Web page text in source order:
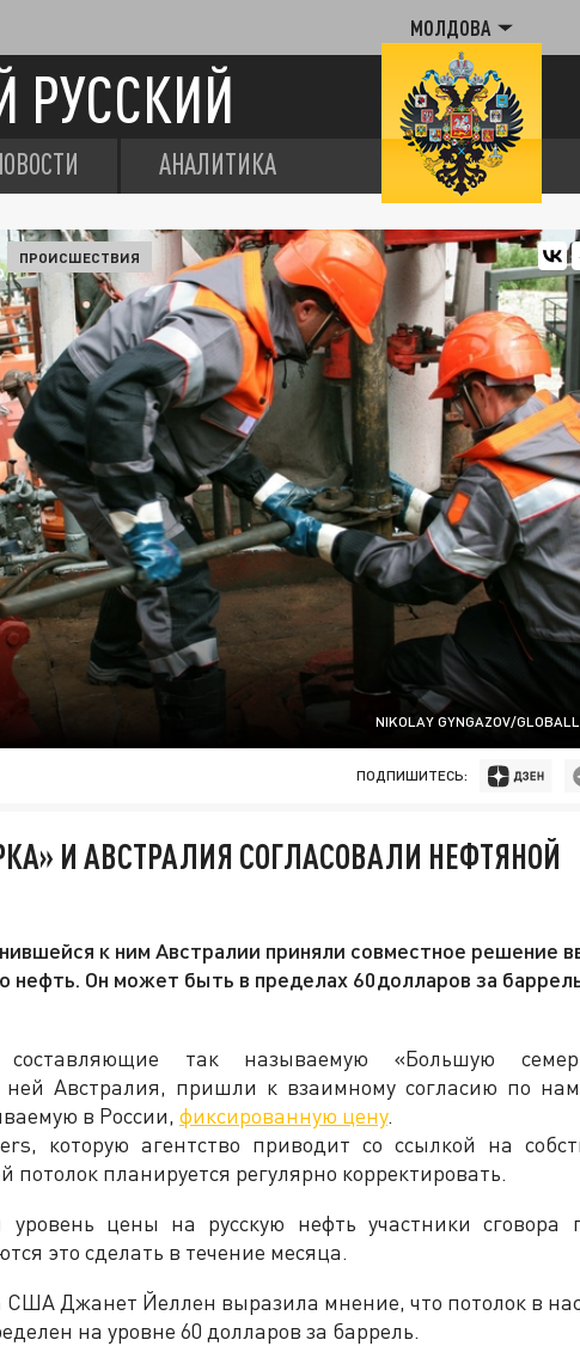
МОЛДОВА
РУССКИЙ
АНАЛИТИКА
NIKOLAY GYNGAZOV/
ПРОИСШЕСТВИЯ
ПОДПИШИТЕСЬ:
И АВСТРАЛИЯ СОГЛАСОВАЛИ НЕФТЯНОЙ
к ним Австралии приняли совместное решение
нефть. Он может быть в пределах 60долларов за
составляющие так называемую «Большую
Австралия, пришли к взаимному согласию по
в России, фиксированную цену.
которую агентство приводит со ссылкой на
потолок планируется регулярно корректировать.
уровень цены на русскую нефть участники сговора
это сделать в течение месяца.
Джанет Йеллен выразила мнение, что потолок в
на уровне 60 долларов за баррель.